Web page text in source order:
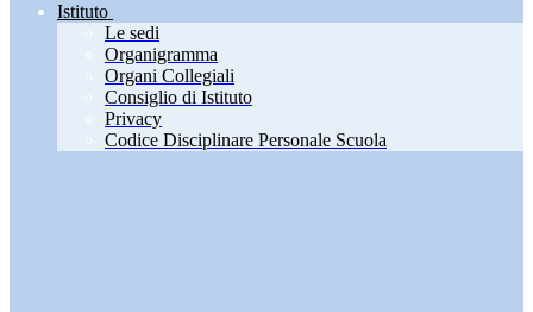
Istituto
Le sedi
Organigramma
Organi Collegiali
Consiglio di Istituto
Privacy
Codice Disciplinare Personale Scuola